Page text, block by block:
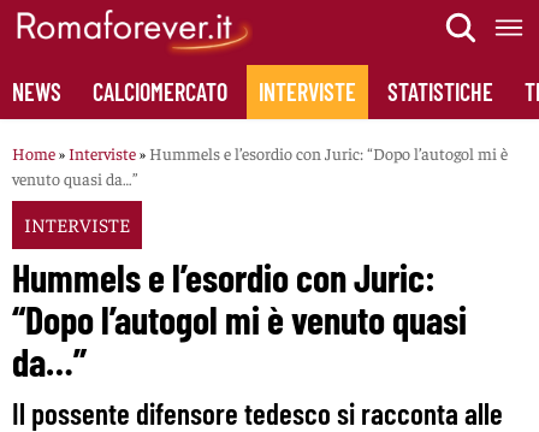
Skip
content
NEWS CALCIOMERCATO INTERVISTE STATISTICHE
Home»Interviste» Hummels e l’esordio con Juric: “Dopo l’autogol mi è
venuto quasi da…”
INTERVISTE
Hummels e l’esordio con Juric:
“Dopo l’autogol mi è venuto quasi
da…”
Il possente difensore tedesco si racconta alle